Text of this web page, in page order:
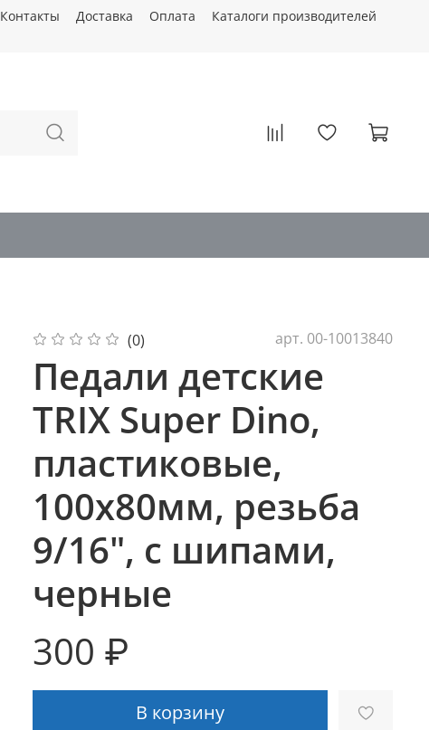
Контакты Доставка Оплата Каталоги производителей
(0) арт. 00-10013840
Педали детские
TRIX Super Dino,
пластиковые,
100x80мм, резьба
9/16", с шипами,
черные
300 ₽
В корзину